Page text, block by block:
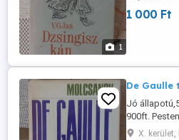
1
1 000 Ft
De Gaulle
Jó
900ft.
X. kerület,